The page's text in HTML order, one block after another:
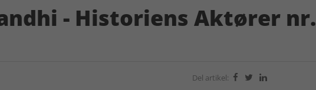
- Historiens Aktører nr.
Del artikel:   